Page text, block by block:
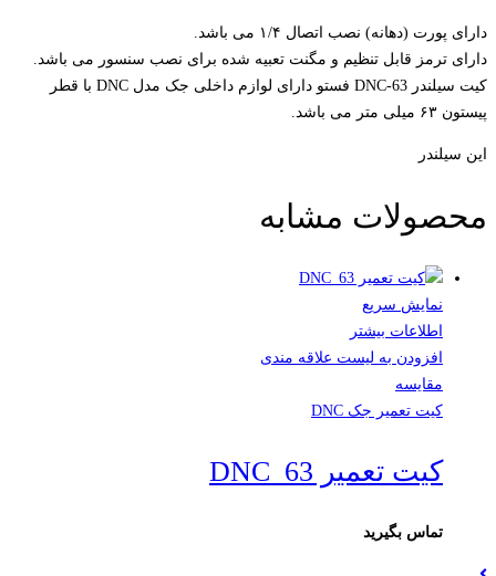
دارای پورت (دهانه) نصب اتصال ۱/۴ می باشد.
دارای ترمز قابل تنظیم و مگنت تعبیه شده برای نصب سنسور می باشد.
کیت سیلندر DNC-63 فستو دارای لوازم داخلی جک مدل DNC با قطر
پیستون ۶۳ میلی متر می باشد.
این سیلندر
محصولات مشابه
نمایش سریع
اطلاعات بیشتر
افزودن به لیست علاقه مندی
مقایسه
کیت تعمیر جک DNC
کیت تعمیر DNC_63
تماس بگیرید